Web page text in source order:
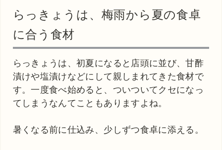
らっきょうは、梅雨から夏の食卓
に合う食材
らっきょうは、初夏になると店頭に並び、甘酢
漬けや塩漬けなどにして親しまれてきた食材で
す。一度食べ始めると、ついついてクセになっ
てしまうなんてこともありますよね。
暑くなる前に仕込み、少しずつ食卓に添える。